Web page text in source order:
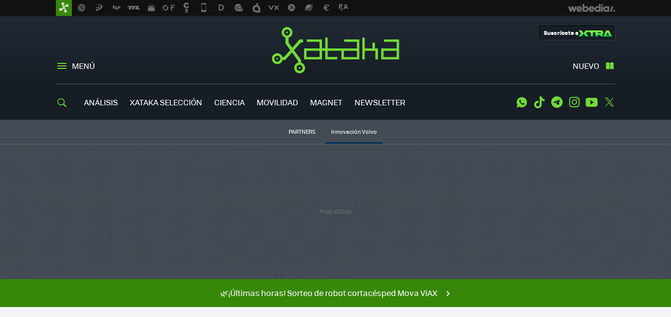
MENÚ NUEVO
Suscríbete a
ANÁLISIS XATAKA SELECCIÓN CIENCIA MOVILIDAD MAGNET NEWSLETTER WhatsApp
Tiktok TelegramInstagramYoutube
PARTNERS Innovación Volvo
🌿¡Últimas horas! Sorteo de robot cortacésped Mova ViAX